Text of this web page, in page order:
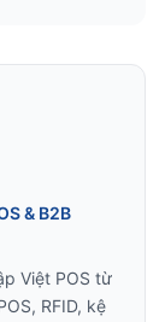
& B2B
Việt POS từ
RFID, kệ